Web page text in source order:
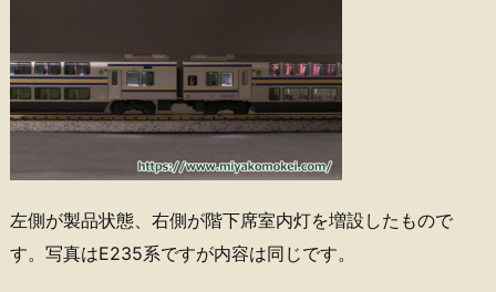
左側が製品状態、右側が階下席室内灯を増設したもので
す。写真はE235系ですが内容は同じです。